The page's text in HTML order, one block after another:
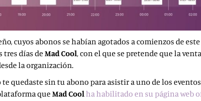
cuyos abonos se habían agotados a comienzos de
tres días de Mad Cool, con el que se pretende que la
la organización.
quedaste sin tu abono para asistir a uno de los
que Mad Coolha habilitado en su página web